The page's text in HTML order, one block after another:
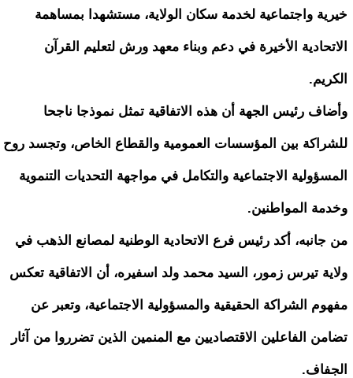
خيرية واجتماعية لخدمة سكان الولاية، مستشهدا بمساهمة
الاتحادية الأخيرة في دعم وبناء معهد ورش لتعليم القرآن
الكريم.
وأضاف رئيس الجهة أن هذه الاتفاقية تمثل نموذجا ناجحا
للشراكة بين المؤسسات العمومية والقطاع الخاص، وتجسد روح
المسؤولية الاجتماعية والتكامل في مواجهة التحديات التنموية
وخدمة المواطنين.
من جانبه، أكد رئيس فرع الاتحادية الوطنية لمصانع الذهب في
ولاية تيرس زمور، السيد محمد ولد اسفيره، أن الاتفاقية تعكس
مفهوم الشراكة الحقيقية والمسؤولية الاجتماعية، وتعبر عن
تضامن الفاعلين الاقتصاديين مع المنمين الذين تضرروا من آثار
الجفاف.